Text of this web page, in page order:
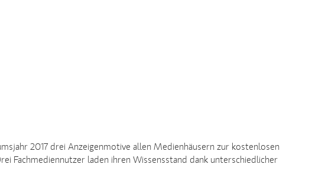
2017 drei Anzeigenmotive allen Medienhäusern zur kostenlosen
Fachmediennutzer laden ihren Wissensstand dank unterschiedlicher